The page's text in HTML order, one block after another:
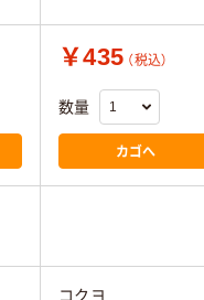
￥435 （税込）
数量
カゴへ
コクヨ